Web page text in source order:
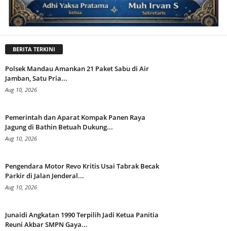
BERITA TERKINI
Polsek Mandau Amankan 21 Paket Sabu di Air
Jamban, Satu Pria...
Aug 10, 2026
Pemerintah dan Aparat Kompak Panen Raya
Jagung di Bathin Betuah Dukung...
Aug 10, 2026
Pengendara Motor Revo Kritis Usai Tabrak Becak
Parkir di Jalan Jenderal...
Aug 10, 2026
Junaidi Angkatan 1990 Terpilih Jadi Ketua Panitia
Reuni Akbar SMPN Gaya...